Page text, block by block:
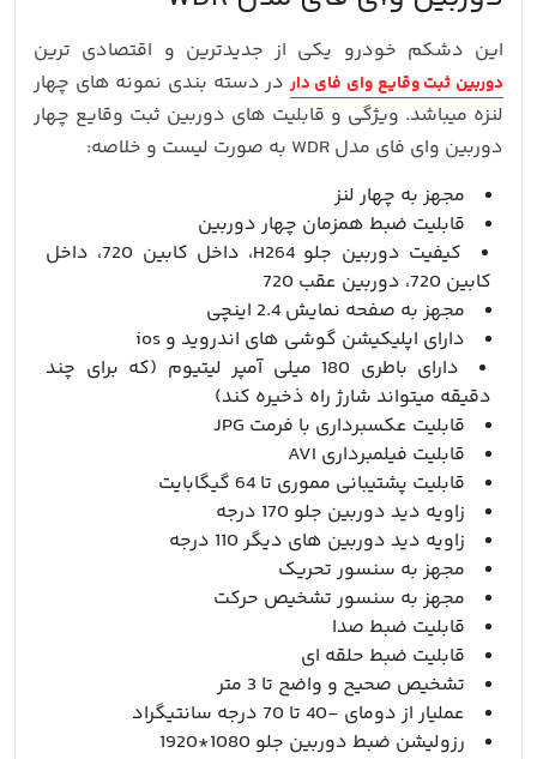
این دشکم خودرو یکی از جدیدترین و اقتصادی ترین
دوربین ثبت وقایع وای فای دار در دسته بندی نمونه های چهار
لنزه میباشد. ویژگی و قابلیت های دوربین ثبت وقایع چهار
دوربین وای فای مدل WDR به صورت لیست و خلاصه:
مجهز به چهار لنز
قابلیت ضبط همزمان چهار دوربین
کیفیت دوربین جلو H264، داخل کابین 720، داخل
کابین 720، دوربین عقب 720
مجهز به صفحه نمایش 2.4 اینچی
دارای اپلیکیشن گوشی های اندروید و ios
دارای باطری 180 میلی آمپر لیتیوم (که برای چند
دقیقه میتواند شارژ راه ذخیره کند)
قابلیت عکسبرداری با فرمت JPG
قابلیت فیلمبرداری AVI
قابلیت پشتیبانی مموری تا 64 گیگابایت
زاویه دید دوربین جلو 170 درجه
زاویه دید دوربین های دیگر 110 درجه
مجهز به سنسور تحریک
مجهز به سنسور تشخیص حرکت
قابلیت ضبط صدا
قابلیت ضبط حلقه ای
تشخیص صحیح و واضح تا 3 متر
عملیار از دومای -40 تا 70 درجه سانتیگراد
رزولیشن ضبط دوربین جلو 1080*1920